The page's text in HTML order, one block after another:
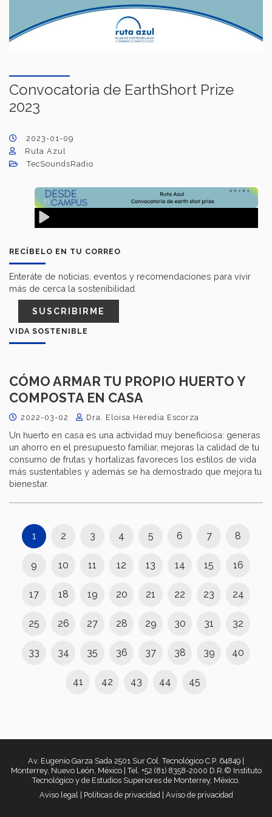
Convocatoria de EarthShort Prize
2023
2023-01-09
Ruta Azul
TecSoundsRadio
RECÍBELO EN TU CORREO
Enteráte de noticias, eventos y recomendaciones para vivir
más de cerca la sostenibilidad.
SUSCRIBIRME
VIDA SOSTENIBLE
CÓMO ARMAR TU PROPIO HUERTO Y
COMPOSTA EN CASA
2022-03-02 Dra. Eloisa Heredia Escorza
Un huerto en casa es una actividad muy beneficiosa: generas
un ahorro en el presupuesto familiar, mejoras la calidad de tu
consumo de frutas y hortalizas favoreces los estilos de vida
más sustentables y además se ha demostrado que mejora tu
bienestar.
1 2 3 4 5 6 7 8
9 10 11 12 13 14 15 16
17 18 19 20 21 22 23 24
25 26 27 28 29 30 31 32
33 34 35 36 37 38 39 40
41 42 43 44 45
Av. Eugenio Garza Sada 2501 Sur Col. Tecnológico C.P. 64849 |
Monterrey, Nuevo León, México | Tel. +52 (81) 8358-2000 D.R.© Instituto
Tecnológico y de Estudios Superiores de Monterrey, México.
Aviso legal
Políticas de privacidad Aviso de privacidad